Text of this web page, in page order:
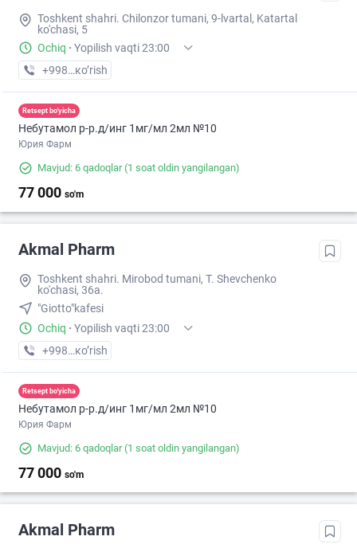
Toshkent shahri. Chilonzor tumani, 9-lvartal, Katartal
ko'chasi, 5
Ochiq · Yopilish vaqti 23:00
+998 (99) XXX-XX-XX
кo’rish
Retsept bo'yicha
Небутамол р-р.д/инг 1мг/мл 2мл №10
Юрия Фарм
Mavjud: 6 qadoqlar(1 soat oldin yangilangan)
77 000 so'm
Akmal Pharm
Toshkent shahri. Mirobod tumani, T. Shevchenko
ko'chasi, 36a.
"Giotto"kafesi
Ochiq · Yopilish vaqti 23:00
+998 (99) XXX-XX-XX
кo’rish
Retsept bo'yicha
Небутамол р-р.д/инг 1мг/мл 2мл №10
Юрия Фарм
Mavjud: 6 qadoqlar(1 soat oldin yangilangan)
77 000 so'm
Akmal Pharm